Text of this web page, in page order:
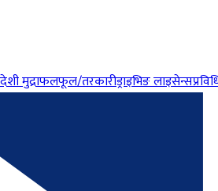
मुद्राफलफूल/तरकारीड्राइभिङ लाइसेन्स